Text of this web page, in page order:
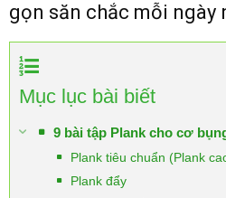
gọn săn chắc mỗi ngày
Mục lục bài biết
9 bài tập Plank cho cơ
Plank tiêu chuẩn (Plank
Plank đẩy